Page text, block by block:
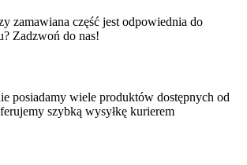
zamawiana część jest odpowiednia do
Zadzwoń do nas!
posiadamy wiele produktów dostępnych od
szybką wysyłkę kurierem